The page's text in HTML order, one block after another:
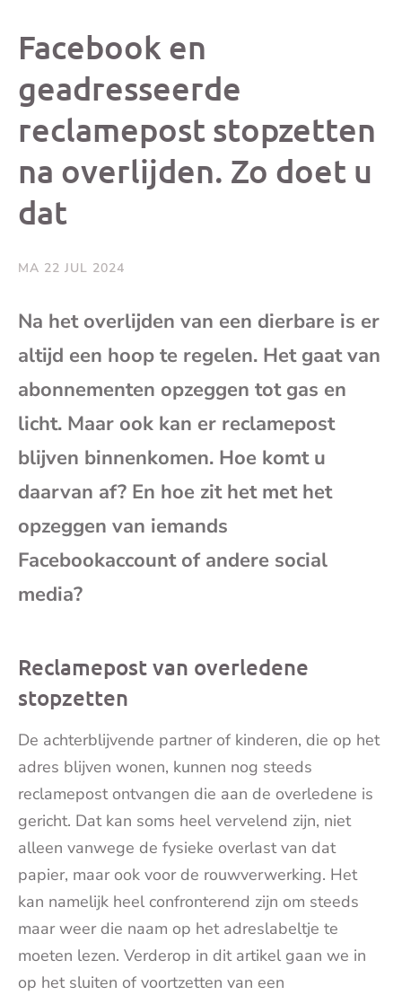
op
Facebook
op
X
op via
je
Facebook en
geadresseerde
reclamepost stopzetten
na overlijden. Zo doet u
dat
MA 22 JUL 2024
Na het overlijden van een dierbare is er
altijd een hoop te regelen. Het gaat van
abonnementen opzeggen tot gas en
licht. Maar ook kan er reclamepost
blijven binnenkomen. Hoe komt u
daarvan af? En hoe zit het met het
opzeggen van iemands
Facebookaccount of andere social
media?
Reclamepost van overledene
stopzetten
De achterblijvende partner of kinderen, die op het
adres blijven wonen, kunnen nog steeds
reclamepost ontvangen die aan de overledene is
gericht. Dat kan soms heel vervelend zijn, niet
alleen vanwege de fysieke overlast van dat
papier, maar ook voor de rouwverwerking. Het
kan namelijk heel confronterend zijn om steeds
maar weer die naam op het adreslabeltje te
moeten lezen. Verderop in dit artikel gaan we in
op het sluiten of voortzetten van een